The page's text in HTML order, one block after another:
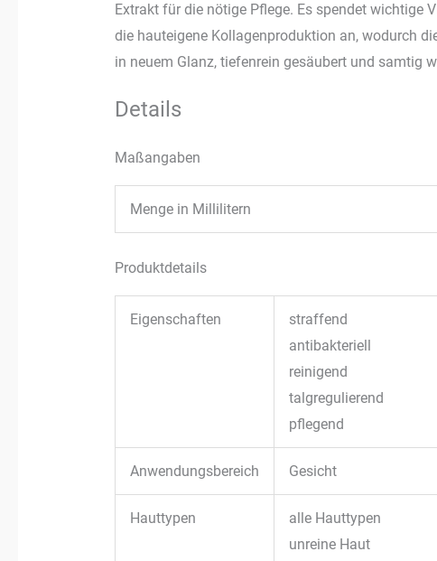
Extrakt für die nötige Pflege. Es spendet wichtige
die hauteigene Kollagenproduktion an, wodurch
in neuem Glanz, tiefenrein gesäubert und samtig
Details
Maßangaben
Menge in Millilitern
Produktdetails
Eigenschaften
straffend
antibakteriell
reinigend
talgregulierend
pflegend
Anwendungsbereich Gesicht
Hauttypen
alle Hauttypen
unreine Haut